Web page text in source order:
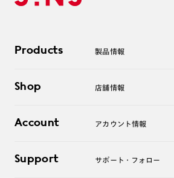
Products 製品情報
サングラス
コンタクトレンズ
アクセサリー
Shop 店舗情報
オンラインショップ
Account アカウント情報
ログアウト
Support サポート・フォロー